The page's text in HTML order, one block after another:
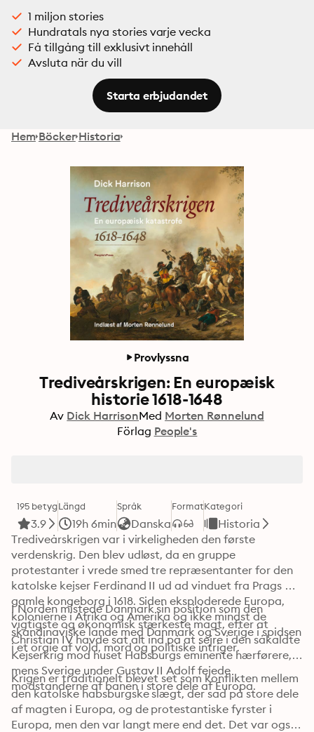
1 miljon stories
Hundratals nya stories varje vecka
Få tillgång till exklusivt innehåll
Avsluta när du vill
Starta erbjudandet
Hem Böcker Historia
Provlyssna
Trediveårskrigen: En europæisk
historie 1618-1648
Av Dick HarrisonMed Morten Rønnelund
Förlag People's
195 betyg
3.9
Längd
19h 6min
Språk
Danska
FormatKategori
Historia
Trediveårskrigen var i virkeligheden den første
verdenskrig. Den blev udløst, da en gruppe
protestanter i vrede smed tre repræsentanter for den
katolske kejser Ferdinand II ud ad vinduet fra Prags
gamle kongeborg i 1618. Siden eksploderede Europa,
kolonierne i Afrika og Amerika og ikke mindst de
skandinaviske lande med Danmark og Sverige i spidsen
i et orgie af vold, mord og politiske intriger.
I Norden mistede Danmark sin position som den
vigtigste og økonomisk stærkeste magt, efter at
Christian IV havde sat alt ind på at sejre i den såkaldte
Kejserkrig mod huset Habsburgs eminente hærførere,
mens Sverige under Gustav II Adolf fejede
modstanderne af banen i store dele af Europa.
Krigen er traditionelt blevet set som konflikten mellem
den katolske habsburgske slægt, der sad på store dele
af magten i Europa, og de protestantiske fyrster i
Europa, men den var langt mere end det. Det var også